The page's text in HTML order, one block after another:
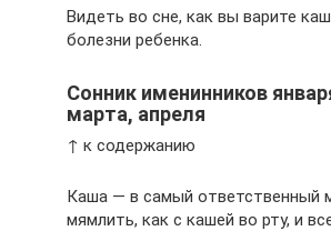
Видеть во сне, как вы варите
болезни ребенка.
Сонник именинников
марта, апреля
↑ к содержанию
Каша — в самый ответственный
мямлить, как с кашей во рту, и